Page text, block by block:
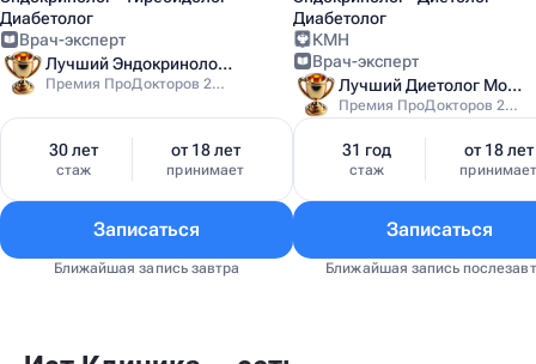
Диабетолог
Врач-эксперт
Лучший Эндокринолог Москвы
Премия ПроДокторов 2024
30 лет
стаж
от 18 лет
принимает
Записаться
Ближайшая запись завтра
Диабетолог
КМН
Врач-эксперт
Лучший Диетолог Москвы
Премия ПроДокторов 2025
31 год
стаж
от 18 лет
принимает
Записаться
Ближайшая запись